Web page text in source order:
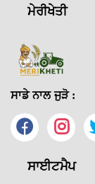
ਮੇਰੀਖੇਤੀ
ਸਾਡੇ ਨਾਲ ਜੁੜੋ :
ਸਾਈਟਮੈਪ